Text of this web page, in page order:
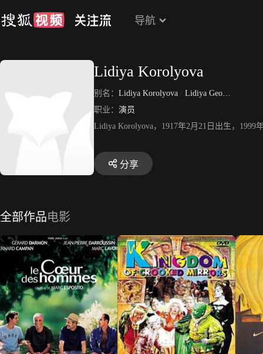
导航
Lidiya Korolyova
别名： Lidiya Korolyova / Lidiya Georgievna Korolyova
职业： 演员
Lidiya Korolyova，1917年2月21日出生，
分享
全部作品电影